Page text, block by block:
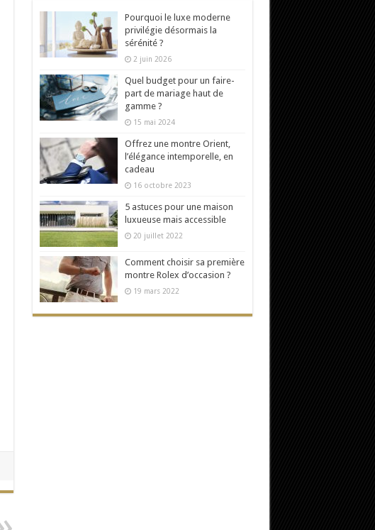
Pourquoi le luxe moderne
privilégie désormais la
sérénité ?
2 juin 2026
Quel budget pour un faire-
part de mariage haut de
gamme ?
15 mai 2024
Offrez une montre Orient,
l’élégance intemporelle, en
cadeau
16 octobre 2023
5 astuces pour une maison
luxueuse mais accessible
20 juillet 2022
Comment choisir sa première
montre Rolex d’occasion ?
19 mars 2022